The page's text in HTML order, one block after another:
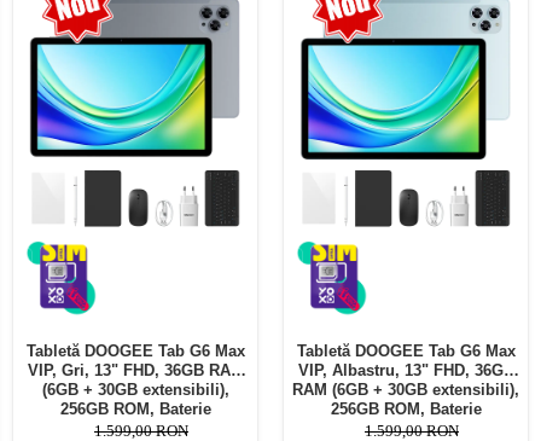
Telefoane mobile Ulefone
Telefoane mobile Unihertz
Telefoane mobile Cubot
Telefoane mobile Blackview
Telefoane mobile OSCAL
Telefoane mobile Fossibot
Telefoane mobile Lagenio
Telefoane mobile Samsung
Telefoane mobile iSEN
Telefoane mobile HUAWEI
Telefoane mobile iHunt
Telefoane mobile Xiaomi
Tabletă DOOGEE Tab G6 Max
VIP, Gri, 13" FHD, 36GB RAM
(6GB + 30GB extensibili),
256GB ROM, Baterie
10800mAh, Android, Wi-Fi
1.599,00 RON
Tabletă DOOGEE Tab G6 Max
VIP, Albastru, 13" FHD, 36GB
RAM (6GB + 30GB extensibili),
256GB ROM, Baterie
10800mAh, Android, Wi-Fi
1.599,00 RON